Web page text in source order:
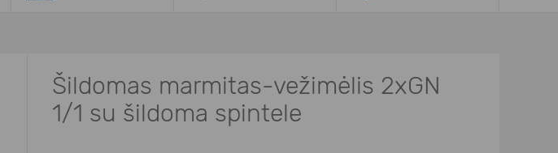
Šildomas marmitas-vežimėlis 2xGN
1/1 su šildoma spintele